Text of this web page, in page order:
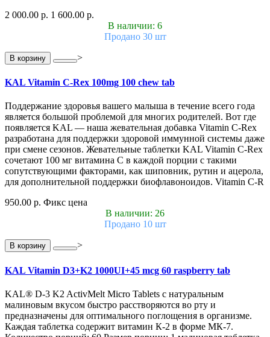
2 000.00 р. 1 600.00 р.
В наличии: 6
Продано 30 шт
В корзину >
KAL Vitamin C-Rex 100mg 100 chew tab
Поддержание здоровья вашего малыша в течение всего года
является большой проблемой для многих родителей. Вот где
появляется KAL — наша жевательная добавка Vitamin C-Rex
разработана для поддержки здоровой иммунной системы даже
при смене сезонов. Жевательные таблетки KAL Vitamin C-Rex
сочетают 100 мг витамина C в каждой порции с такими
сопутствующими факторами, как шиповник, рутин и ацерола,
для дополнительной поддержки биофлавоноидов. Vitamin C-R
950.00 р. Фикс цена
В наличии: 26
Продано 10 шт
В корзину >
KAL Vitamin D3+K2 1000UI+45 mcg 60 raspberry tab
KAL® D-3 K2 ActivMelt Micro Tablets с натуральным
малиновым вкусом быстро расстворяются во рту и
предназначены для оптимального поглощения в организме.
Каждая таблетка содержит витамин К-2 в форме МК-7.